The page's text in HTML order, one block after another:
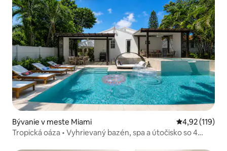
Bývanie v meste Miami Priemerné
4,92 (119)
Tropická oáza • Vyhrievaný bazén, spa a útočisko so 4